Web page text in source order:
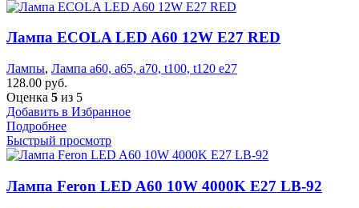
Лампа ECOLA LED A60 12W E27 RED
Лампы, Лампа а60, а65, а70, t100, t120 е27
128.00 руб.
Оценка 5 из 5
Добавить в Избранное
Подробнее
Быстрый просмотр
Лампа Feron LED A60 10W 4000K E27 LB-92